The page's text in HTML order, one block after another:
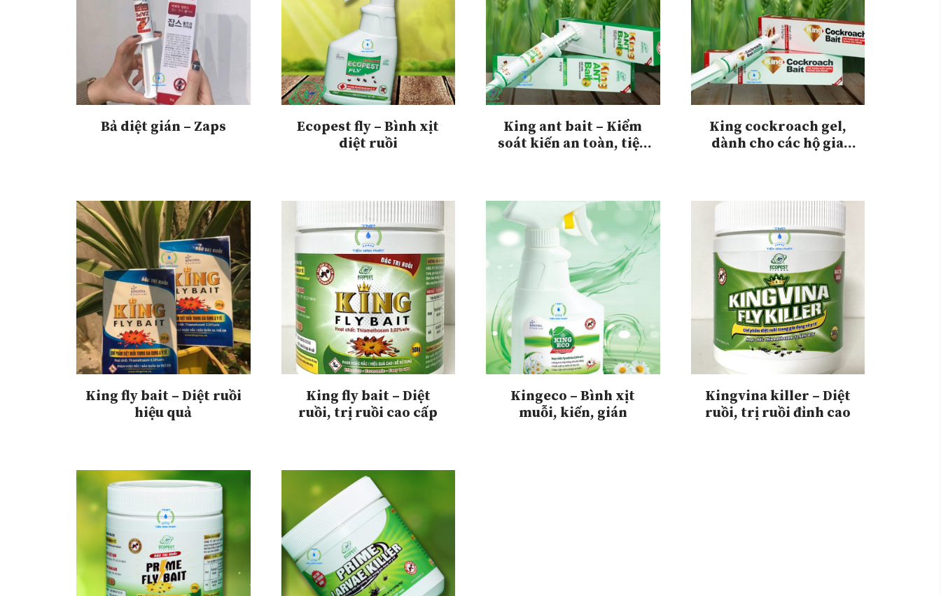
Bả diệt gián – Zaps
Ecopest fly – Bình xịt
diệt ruồi
King ant bait – Kiểm
soát kiến an toàn, tiện
King cockroach gel,
dành cho các hộ gia
King fly bait – Diệt ruồi
hiệu quả
King fly bait – Diệt
ruồi, trị ruồi cao cấp
Kingeco – Bình xịt
muỗi, kiến, gián
Kingvina killer – Diệt
ruồi, trị ruồi đỉnh cao